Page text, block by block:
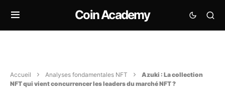
Coin Academy
Accueil Analyses fondamentales NFT
Azuki : La collection
NFT qui vient concurrencer les leaders du marché NFT ?